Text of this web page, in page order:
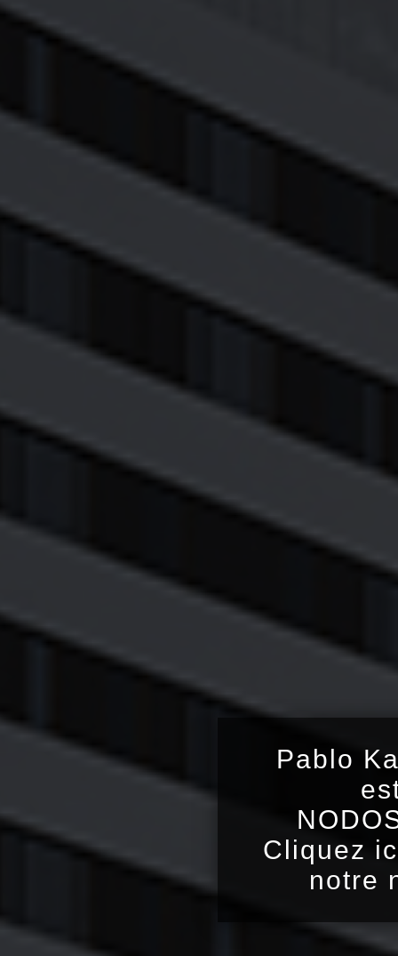
Pablo
Cliquez
notre